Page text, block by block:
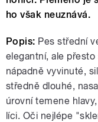
ho však neuznává.
Popis: Pes střední
elegantní, ale
nápadně vyvinuté,
středně dlouhé,
úrovní temene
líci. Oči nejlépe